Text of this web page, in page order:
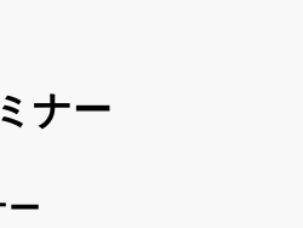
ナー
ー